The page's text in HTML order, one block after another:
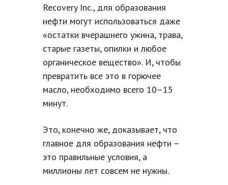
Recovery Inc., для образования
нефти могут использоваться даже
«остатки вчерашнего ужина, трава,
старые газеты, опилки и любое
органическое вещество». И, чтобы
превратить все это в горючее
масло, необходимо всего 10–15
минут.
Это, конечно же, доказывает, что
главное для образования нефти –
это правильные условия, а
миллионы лет совсем не нужны.